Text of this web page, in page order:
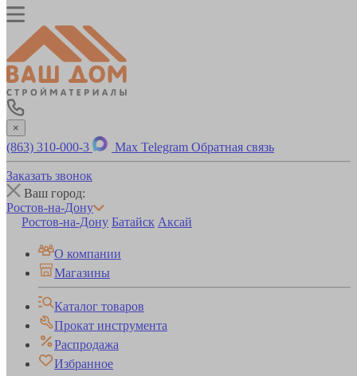
×
(863) 310-000-3 Max Telegram Обратная связь
Заказать звонок
Ваш город:
Ростов-на-Дону
Ростов-на-Дону Батайск Аксай
О компании
Магазины
Каталог товаров
Прокат инструмента
Распродажа
Избранное